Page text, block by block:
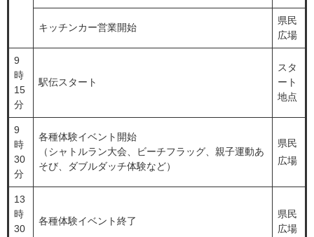
キッチンカー営業開始
県民
広場
9
時
15
分
駅伝スタート
スタ
ート
地点
9
時
30
分
各種体験イベント開始
（シャトルラン大会、ビーチフラッグ、親子運動あ
そび、ダブルダッチ体験など）
県民
広場
13
時
30
各種体験イベント終了
県民
広場